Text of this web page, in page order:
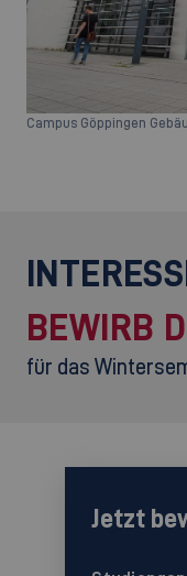
Campus Göppingen
BEWIRB
für das
Jetzt